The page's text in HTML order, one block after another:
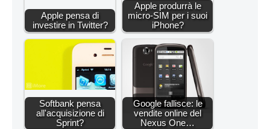
Apple pensa di
investire in Twitter?
Apple produrrà le
micro-SIM per i suoi
iPhone?
Softbank pensa
all'acquisizione di
Sprint?
Google fallisce: le
vendite online del
Nexus One…